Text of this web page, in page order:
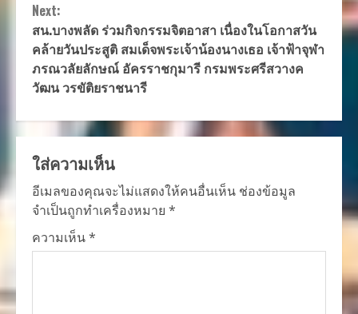
Next:
สน.บางพลัด ร่วมกิจกรรมจิตอาสา เนื่องในโอกาสวัน
คล้ายวันประสูติ สมเด็จพระเจ้าน้องนางเธอ เจ้าฟ้าจุฬา
ภรณวลัยลักษณ์ อัครราชกุมารี กรมพระศรีสวางค
วัฒน วรขัติยราชนารี
ใส่ความเห็น
อีเมลของคุณจะไม่แสดงให้คนอื่นเห็น ช่องข้อมูล
จำเป็นถูกทำเครื่องหมาย *
ความเห็น*